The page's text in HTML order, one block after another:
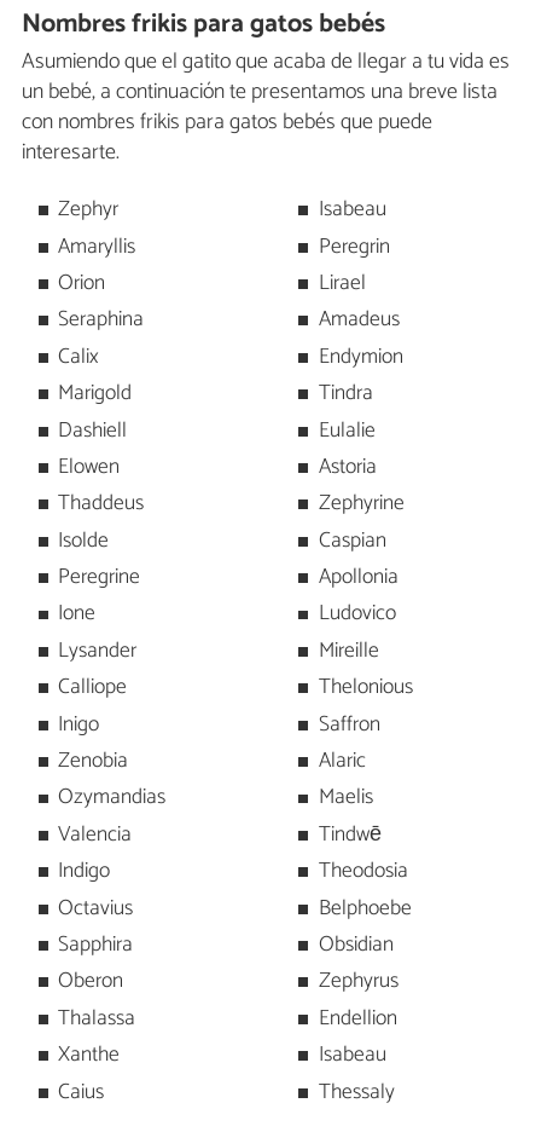
Nombres frikis para gatos bebés
Asumiendo que el gatito que acaba de llegar a tu vida es
un bebé, a continuación te presentamos una breve lista
con nombres frikis para gatos bebés que puede
interesarte.
Zephyr
Amaryllis
Orion
Seraphina
Calix
Marigold
Dashiell
Elowen
Thaddeus
Isolde
Peregrine
Ione
Lysander
Calliope
Inigo
Zenobia
Ozymandias
Valencia
Indigo
Octavius
Sapphira
Oberon
Thalassa
Xanthe
Caius
Isabeau
Peregrin
Lirael
Amadeus
Endymion
Tindra
Eulalie
Astoria
Zephyrine
Caspian
Apollonia
Ludovico
Mireille
Thelonious
Saffron
Alaric
Maelis
Tindwē
Theodosia
Belphoebe
Obsidian
Zephyrus
Endellion
Isabeau
Thessaly